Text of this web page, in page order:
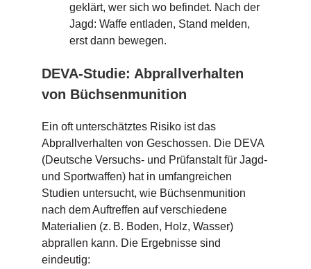
geklärt, wer sich wo befindet. Nach der
Jagd: Waffe entladen, Stand melden,
erst dann bewegen.
DEVA-Studie: Abprallverhalten
von Büchsenmunition
Ein oft unterschätztes Risiko ist das
Abprallverhalten von Geschossen. Die DEVA
(Deutsche Versuchs- und Prüfanstalt für Jagd-
und Sportwaffen) hat in umfangreichen
Studien untersucht, wie Büchsenmunition
nach dem Auftreffen auf verschiedene
Materialien (z. B. Boden, Holz, Wasser)
abprallen kann. Die Ergebnisse sind
eindeutig: